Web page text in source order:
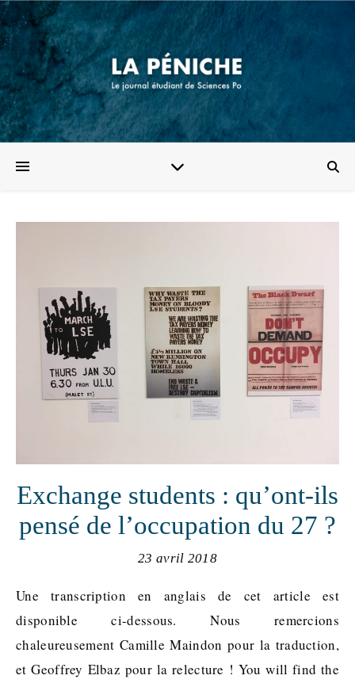
Exchange students : qu’ont-ils
pensé de l’occupation du 27 ?
23 avril 2018
Une transcription en anglais de cet article est
disponible ci-dessous. Nous remercions
chaleureusement Camille Maindon pour la traduction,
et Geoffrey Elbaz pour la relecture ! You will find the